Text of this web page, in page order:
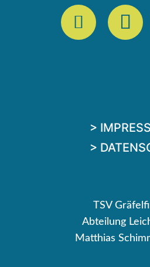
>
>
TSV
Abteilung
Matthias